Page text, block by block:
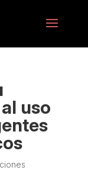
uso